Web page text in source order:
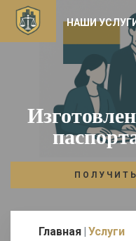
НАШИ
Главная Услуги